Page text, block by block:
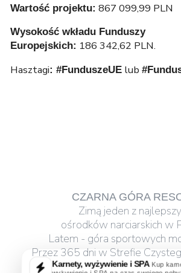
Karnety, wyżywienie i SPA Kup
Wartość projektu: 867 099,99 PLN
Wysokość wkładu Funduszy
Europejskich: 186 342,62 PLN.
Hasztagi: #FunduszeUElub
CZARNA GÓRA
Zimą jeden z
ośrodków narciarskich w
Latem - góra sportowych
Przez 365 dni w Strefie